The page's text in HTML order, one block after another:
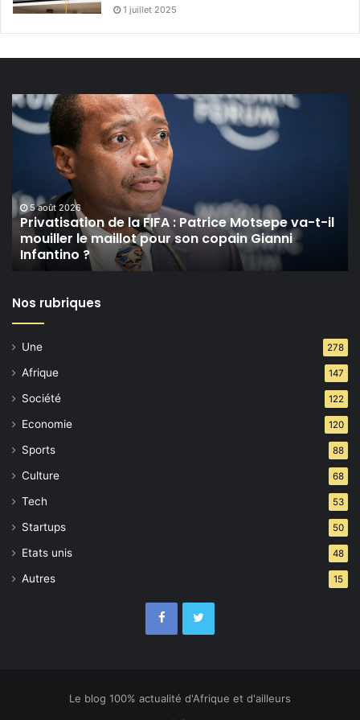
1 juillet 2025
Privatisation
de
va-
t-
mouiller
pour
son
Gianni
Infantino ?
5 août 2026
Privatisation de la FIFA : Patrice Motsepe va-t-il
mouiller le maillot pour son copain Gianni
Infantino ?
Nos rubriques
Une 278
Afrique 147
Société 122
Economie 120
Sports 88
Culture 68
Tech 53
Startups 50
Etats unis 48
Autres 15
Le blog 100% actualité d'Afrique et d'ailleurs